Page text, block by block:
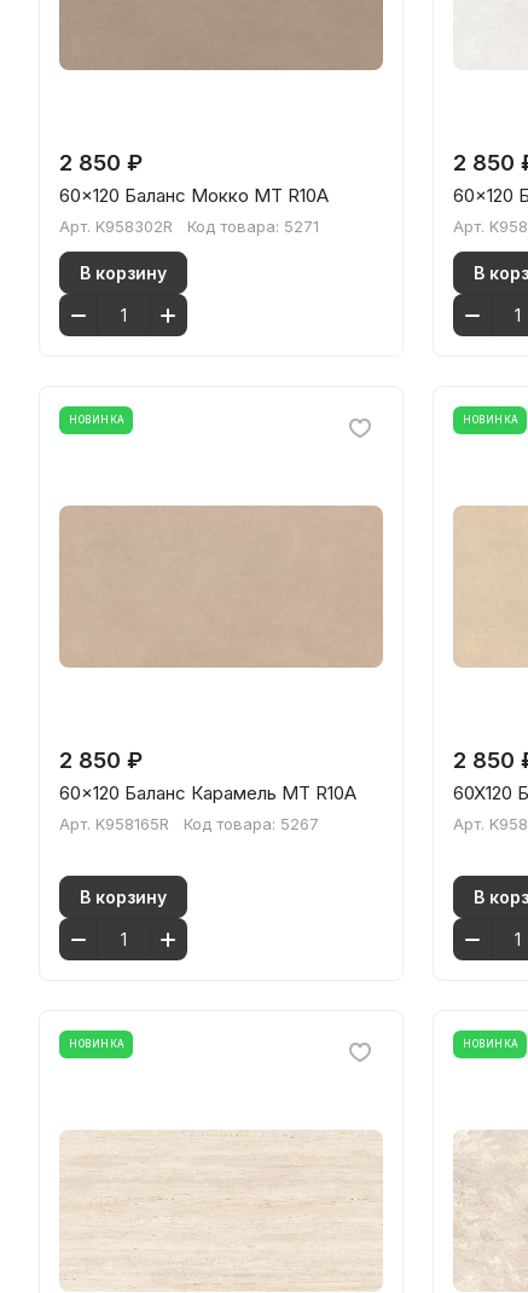
2 850 ₽
60x120 Баланс Мокко МТ R10A
Арт. K958302R Код товара: 5271
В корзину
2 850
60x120
Арт.
В
НОВИНКА
2 850 ₽
60x120 Баланс Карамель МТ R10A
Арт. K958165R Код товара: 5267
В корзину
НОВИНКА
2 850
60X120
Арт.
В
НОВИНКА НОВИНКА